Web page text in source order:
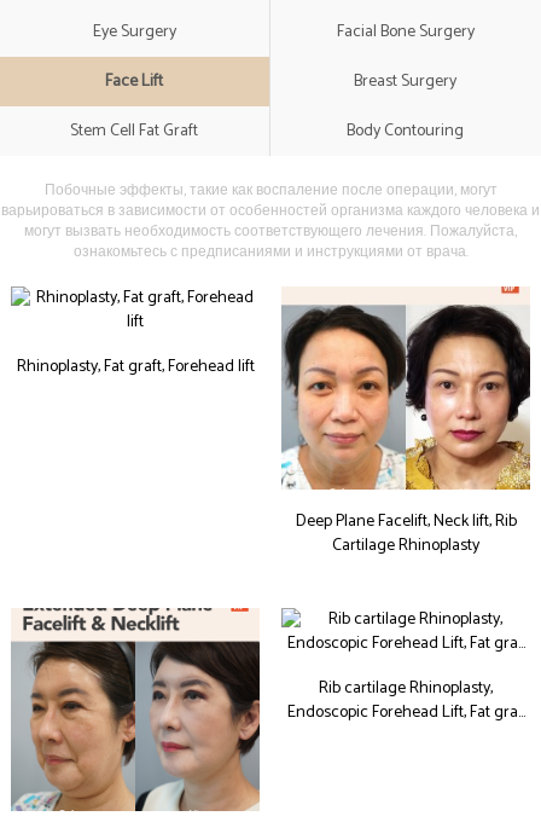
Eye Surgery
Facial Bone Surgery
Face Lift
Breast Surgery
Stem Cell Fat Graft
Body Contouring
Побочные эффекты, такие как воспаление после операции, могут
варьироваться в зависимости от особенностей организма каждого человека и
могут вызвать необходимость соответствующего лечения. Пожалуйста,
ознакомьтесь с предписаниями и инструкциями от врача.
Rhinoplasty, Fat graft, Forehead lift
Deep Plane Facelift, Neck lift, Rib
Cartilage Rhinoplasty
Rib cartilage Rhinoplasty,
Endoscopic Forehead Lift, Fat gra…